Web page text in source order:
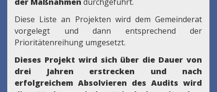
Diese Liste an Projekten wird dem Gemeinderat
vorgelegt und dann entsprechend der
Prioritätenreihung umgesetzt.
Dieses Projekt wird sich über die Dauer von
drei Jahren erstrecken und nach
erfolgreichem Absolvieren des Audits wird